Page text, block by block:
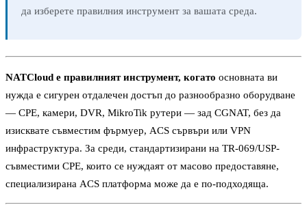
да изберете правилния инструмент за вашата среда.
NATCloud е правилният инструмент, когато основната ви
нужда е сигурен отдалечен достъп до разнообразно оборудване
— CPE, камери, DVR, MikroTik рутери — зад CGNAT, без да
изисквате съвместим фърмуер, ACS сървъри или VPN
инфраструктура. За среди, стандартизирани на TR-069/USP-
съвместими CPE, които се нуждаят от масово предоставяне,
специализирана ACS платформа може да е по-подходяща.